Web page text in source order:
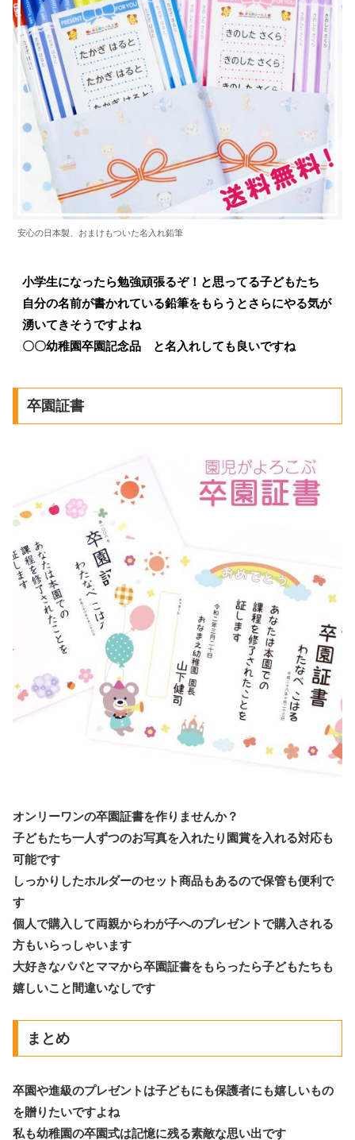
安心の日本製、おまけもついた名入れ鉛筆
小学生になったら勉強頑張るぞ！と思ってる子どもたち
自分の名前が書かれている鉛筆をもらうとさらにやる気が
湧いてきそうですよね
〇〇幼稚園卒園記念品 と名入れしても良いですね
卒園証書
オンリーワンの卒園証書を作りませんか？
子どもたち一人ずつのお写真を入れたり園賞を入れる対応も
可能です
しっかりしたホルダーのセット商品もあるので保管も便利で
す
個人で購入して両親からわが子へのプレゼントで購入される
方もいらっしゃいます
大好きなパパとママから卒園証書をもらったら子どもたちも
嬉しいこと間違いなしです
まとめ
卒園や進級のプレゼントは子どもにも保護者にも嬉しいもの
を贈りたいですよね
私も幼稚園の卒園式は記憶に残る素敵な思い出です